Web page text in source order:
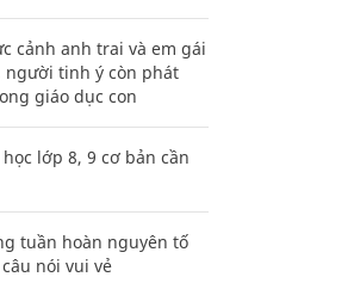
cảnh anh trai và em gái
tinh ý còn phát
giáo dục con
lớp 8, 9 cơ bản cần
tuần hoàn nguyên tố
nói vui vẻ